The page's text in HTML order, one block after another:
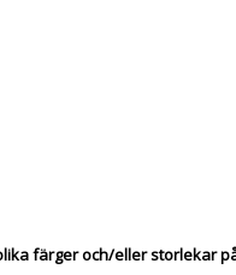
färger och/eller storlekar